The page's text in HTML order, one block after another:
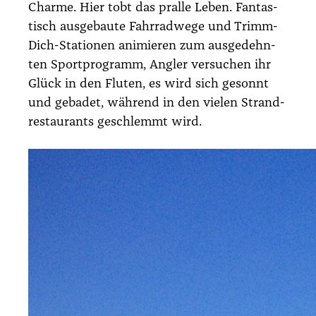
Charme. Hier tobt das pral­le Leben. Fan­tas­
tisch aus­ge­bau­te Fahr­rad­we­ge und Trimm-
Dich-Sta­tio­nen ani­mie­ren zum aus­ge­dehn­
ten Sport­pro­gramm, Ang­ler ver­su­chen ihr
Glück in den Flu­ten, es wird sich gesonnt
und geba­det, wäh­rend in den vie­len Strand­
re­stau­rants geschlemmt wird.